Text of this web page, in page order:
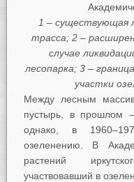
1 – существующая
трасса; 2 –
случае
лесопарка; 3 –
участки
Между лесным
пустырь, в прошлом
однако, в
озеленению. В
растений
участвовавший в